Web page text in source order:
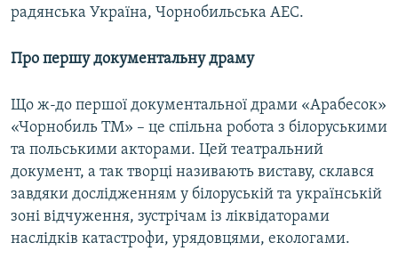
радянська Україна, Чорнобильська АЕС.
Про першу документальну драму
Що ж-до першої документальної драми «Арабесок»
«Чорнобиль TM» – це спільна робота з білоруськими
та польськими акторами. Цей театральний
документ, а так творці називають виставу, склався
завдяки дослідженням у білоруській та українській
зоні відчуження, зустрічам із ліквідаторами
наслідків катастрофи, урядовцями, екологами.